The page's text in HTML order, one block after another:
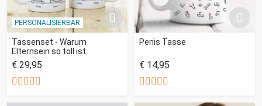
PERSONALISIERBAR
Tassenset - Warum
Elternsein so toll ist
€ 29,95
Penis Tasse
€ 14,95